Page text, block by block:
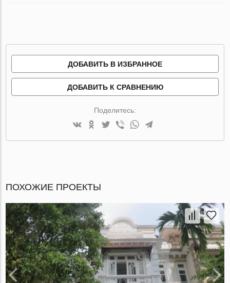
ДОБАВИТЬ В ИЗБРАННОЕ
ДОБАВИТЬ К СРАВНЕНИЮ
Поделитесь:
ПОХОЖИЕ ПРОЕКТЫ